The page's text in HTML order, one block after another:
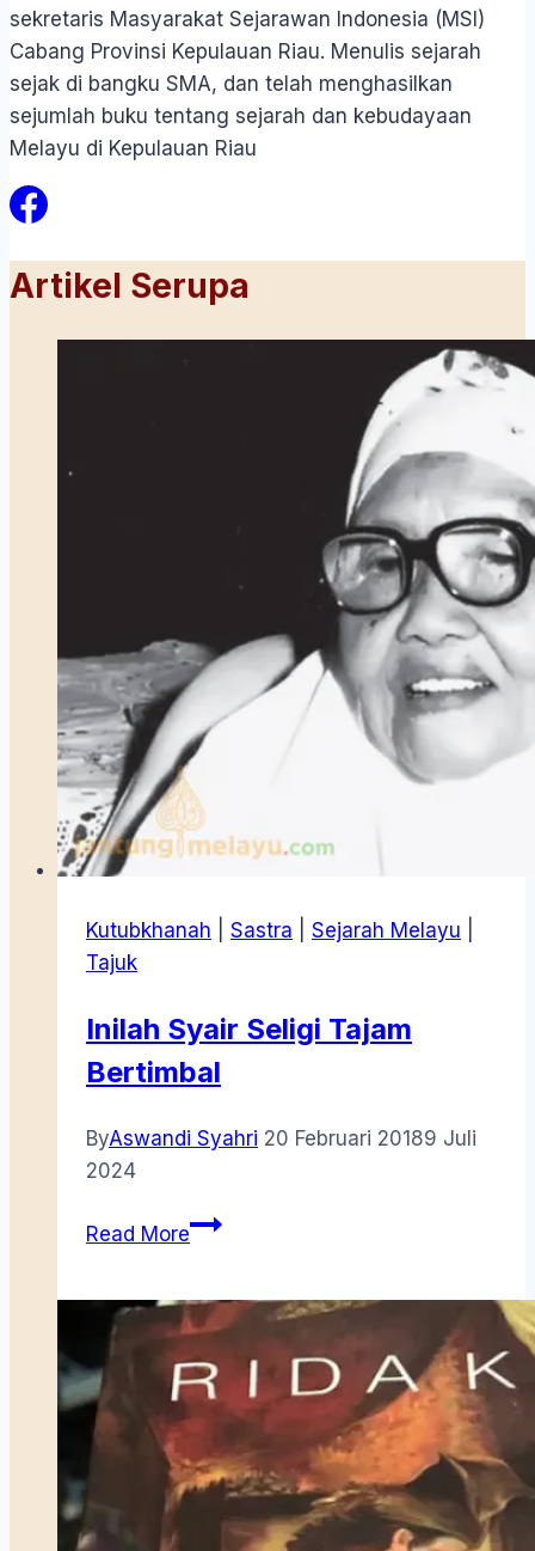
sekretaris Masyarakat Sejarawan Indonesia (MSI)
Cabang Provinsi Kepulauan Riau. Menulis sejarah
sejak di bangku SMA, dan telah menghasilkan
sejumlah buku tentang sejarah dan kebudayaan
Melayu di Kepulauan Riau
Artikel Serupa
Kutubkhanah Sastra Sejarah Melayu
Tajuk
Inilah Syair Seligi Tajam
Bertimbal
ByAswandi Syahri 20 Februari 20189 Juli
2024
Read MoreInilah
Tajam
Bertimbal